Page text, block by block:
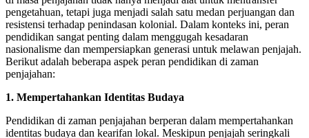
pengetahuan, tetapi juga menjadi salah satu medan perjuangan dan
resistensi terhadap penindasan kolonial. Dalam konteks ini, peran
pendidikan sangat penting dalam menggugah kesadaran
nasionalisme dan mempersiapkan generasi untuk melawan penjajah.
Berikut adalah beberapa aspek peran pendidikan di zaman
penjajahan:
1. Mempertahankan Identitas Budaya
Pendidikan di zaman penjajahan berperan dalam mempertahankan
identitas budaya dan kearifan lokal. Meskipun penjajah seringkali